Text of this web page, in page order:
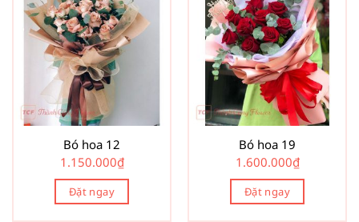
Bó hoa 12
1.150.000₫
Đặt ngay
Bó hoa 19
1.600.000₫
Đặt ngay